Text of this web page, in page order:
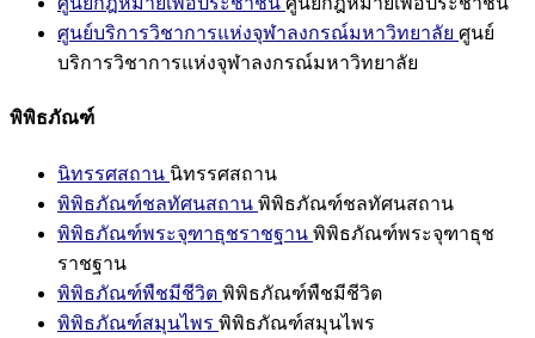
ศูนย์บริการวิชาการแห่งจุฬาลงกรณ์มหาวิทยาลัย ศูนย์
บริการวิชาการแห่งจุฬาลงกรณ์มหาวิทยาลัย
พิพิธภัณฑ์
นิทรรศสถาน นิทรรศสถาน
พิพิธภัณฑ์ชลทัศนสถาน พิพิธภัณฑ์ชลทัศนสถาน
พิพิธภัณฑ์พระจุฑาธุชราชฐาน พิพิธภัณฑ์พระจุฑาธุช
ราชฐาน
พิพิธภัณฑ์พืชมีชีวิต พิพิธภัณฑ์พืชมีชีวิต
พิพิธภัณฑ์สมุนไพร พิพิธภัณฑ์สมุนไพร